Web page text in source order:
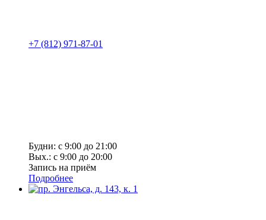
+7 (812) 971-87-01
Будни: с 9:00 до 21:00
Вых.: с 9:00 до 20:00
Запись на приём
Подробнее